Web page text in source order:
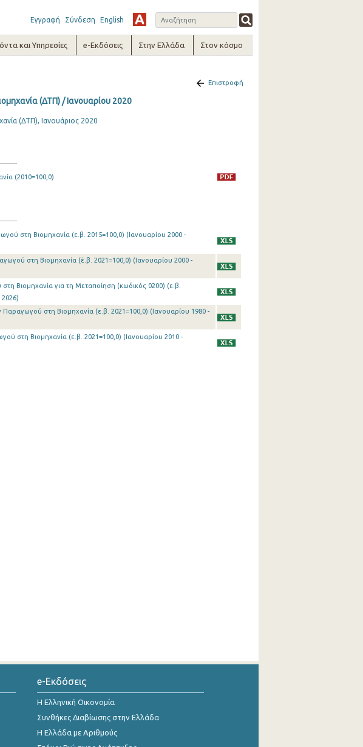
Εγγραφή Σύνδεση English
και Υπηρεσίες e-Εκδόσεις Στην Ελλάδα Στον κόσμο
Επιστροφή
(ΔΤΠ) / Ιανουαρίου 2020
(ΔΤΠ), Ιανουάριος 2020
(2010=100,0)
στη Βιομηχανία (ε.β. 2015=100,0) (Ιανουαρίου 2000 -
στη Βιομηχανία (έ.β. 2021=100,0) (Ιανουαρίου 2000 -
Βιομηχανία για τη Μεταποίηση (κωδικός 0200) (ε.β.
2026)
Παραγωγού στη Βιομηχανία (ε.β. 2021=100,0) (Ιανουαρίου 1980 -
στη Βιομηχανία (ε.β. 2021=100,0) (Ιανουαρίου 2010 -
e-Εκδόσεις
Η Ελληνική Οικονομία
Συνθήκες Διαβίωσης στην Ελλάδα
Η Ελλάδα με Αριθμούς